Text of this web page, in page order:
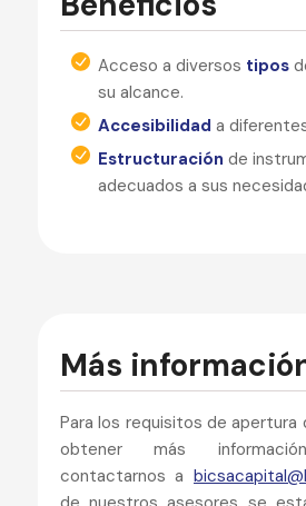
Acceso a diversos tipos
su alcance.
Accesibilidad a
Estructuración de
adecuados a sus
Más
Para los requisitos de apertura
obtener más
contactarnos a